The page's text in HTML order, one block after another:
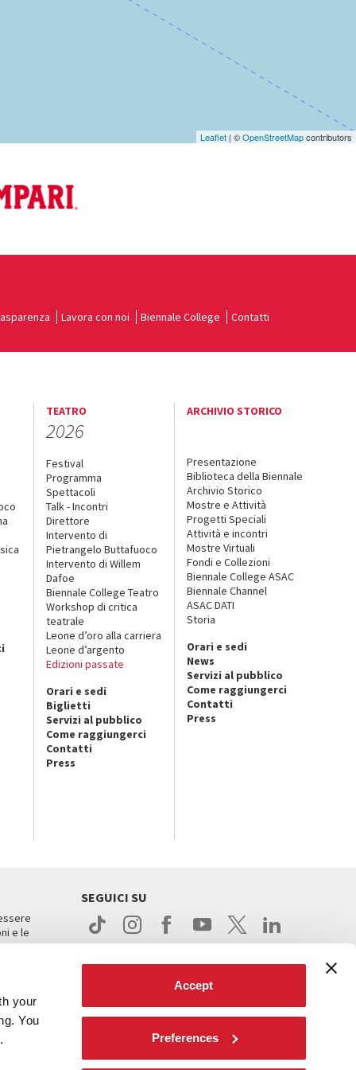
your
You
Accept
Preferences
Leaflet | ©OpenStreetMapcontributors
Lavora con noi Biennale College Contatti
TEATRO
2026
Festival
Programma
Spettacoli
Talk - Incontri
Direttore
Intervento di
Pietrangelo Buttafuoco
Intervento di Willem
Dafoe
Biennale College Teatro
Workshop di critica
teatrale
Leone d’oro alla carriera
Leone d’argento
Edizioni passate
Orari e sedi
Biglietti
Servizi al pubblico
Come raggiungerci
Contatti
Press
ARCHIVIO STORICO
Presentazione
Biblioteca della Biennale
Archivio Storico
Mostre e Attività
Progetti Speciali
Attività e incontri
Mostre Virtuali
Fondi e Collezioni
Biennale College ASAC
Biennale Channel
ASAC DATI
Storia
Orari e sedi
News
Servizi al pubblico
Come raggiungerci
Contatti
Press
e le
SEGUICI SU